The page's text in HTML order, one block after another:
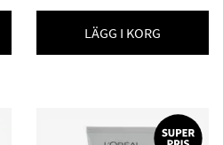
LÄGG I KORG